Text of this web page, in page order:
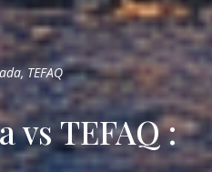
, TEFAQ
vs TEFAQ :